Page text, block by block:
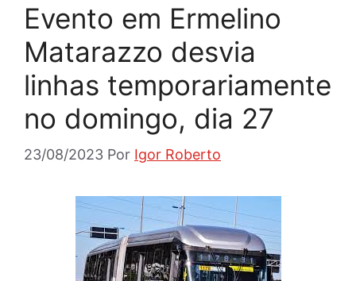
Evento em Ermelino
Matarazzo desvia
linhas temporariamente
no domingo, dia 27
23/08/2023 Por Igor Roberto